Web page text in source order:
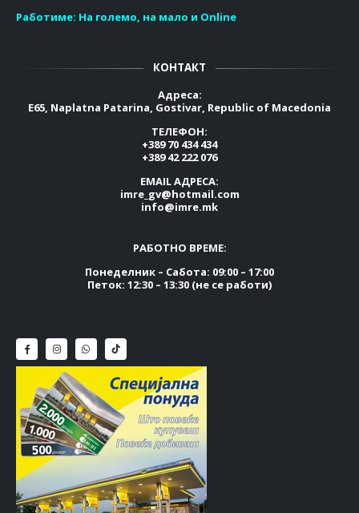
Работиме: На големо, на мало и Online
КОНТАКТ
Адреса:
E65, Naplatna Patarina, Gostivar, Republic of Macedonia
ТЕЛЕФОН:
+389 70 434 434
+389 42 222 076
EMAIL АДРЕСА:
imre_gv@hotmail.com
info@imre.mk
РАБОТНО ВРЕМЕ:
Понеделник – Сабота: 09:00 – 17:00
Петок: 12:30 – 13:30 (не се работи)